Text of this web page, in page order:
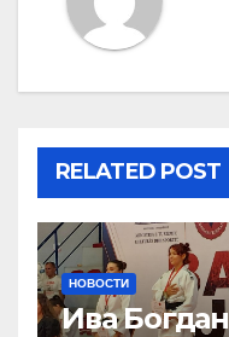
RELATED POST
НОВОСТИ
Ива